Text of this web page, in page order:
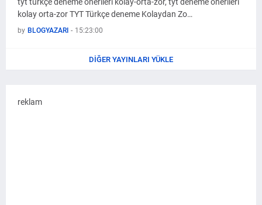
kolay orta-zor TYT Türkçe deneme Kolaydan Zo…
by BLOGYAZARI - 15:23:00
DIĞER YAYINLARI YÜKLE
reklam